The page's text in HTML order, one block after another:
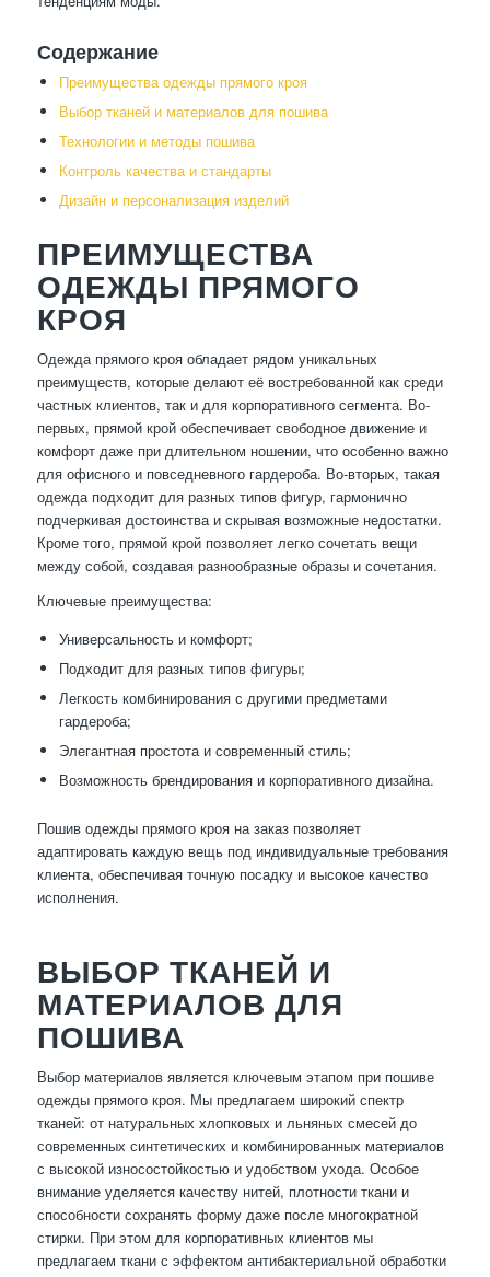
Содержание
Преимущества одежды прямого кроя
Выбор тканей и материалов для пошива
Технологии и методы пошива
Контроль качества и стандарты
Дизайн и персонализация изделий
ПРЕИМУЩЕСТВА
ОДЕЖДЫ ПРЯМОГО
КРОЯ
Одежда прямого кроя обладает рядом уникальных
преимуществ, которые делают её востребованной как среди
частных клиентов, так и для корпоративного сегмента. Во-
первых, прямой крой обеспечивает свободное движение и
комфорт даже при длительном ношении, что особенно важно
для офисного и повседневного гардероба. Во-вторых, такая
одежда подходит для разных типов фигур, гармонично
подчеркивая достоинства и скрывая возможные недостатки.
Кроме того, прямой крой позволяет легко сочетать вещи
между собой, создавая разнообразные образы и сочетания.
Ключевые преимущества:
Универсальность и комфорт;
Подходит для разных типов фигуры;
Легкость комбинирования с другими предметами
гардероба;
Элегантная простота и современный стиль;
Возможность брендирования и корпоративного дизайна.
Пошив одежды прямого кроя на заказ позволяет
адаптировать каждую вещь под индивидуальные требования
клиента, обеспечивая точную посадку и высокое качество
исполнения.
ВЫБОР ТКАНЕЙ И
МАТЕРИАЛОВ ДЛЯ
ПОШИВА
Выбор материалов является ключевым этапом при пошиве
одежды прямого кроя. Мы предлагаем широкий спектр
тканей: от натуральных хлопковых и льняных смесей до
современных синтетических и комбинированных материалов
с высокой износостойкостью и удобством ухода. Особое
внимание уделяется качеству нитей, плотности ткани и
способности сохранять форму даже после многократной
стирки. При этом для корпоративных клиентов мы
предлагаем ткани с эффектом антибактериальной обработки